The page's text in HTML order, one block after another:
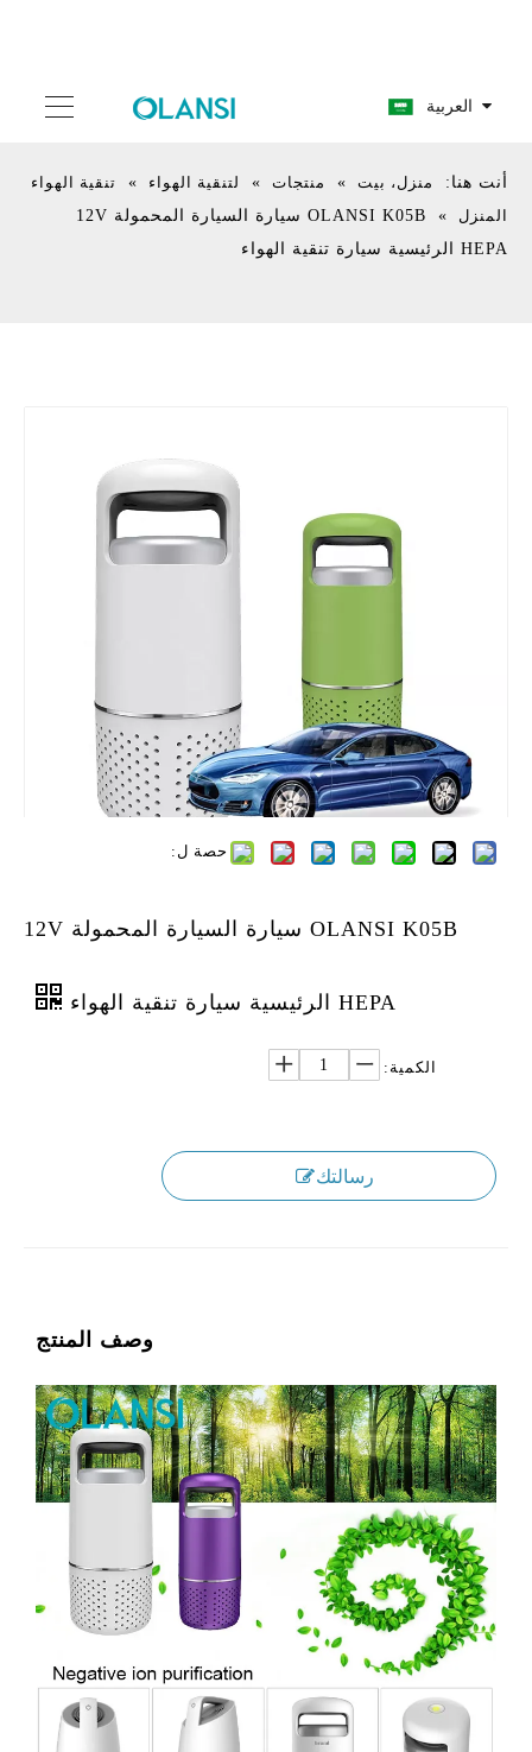
العربية
أنت هنا: منزل، بيت » منتجات » لتنقية الهواء »
تنقية الهواء
المنزل
»
OLANSI K05B سيارة السيارة المحمولة 12V
HEPA الرئيسية سيارة تنقية الهواء
حصة ل:
OLANSI K05B سيارة السيارة المحمولة 12V
HEPA الرئيسية سيارة تنقية الهواء
الكمية:
رسالتك
وصف المنتج